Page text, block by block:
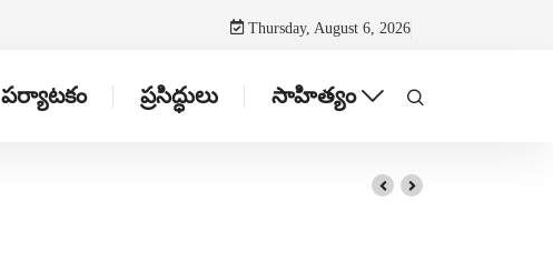
Thursday, August 6, 2026
పర్యాటకం ప్రసిద్ధులు సాహిత్యం